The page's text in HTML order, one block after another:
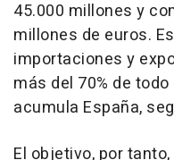
45.000 millones y
millones de euros.
importaciones y
más del 70% de
acumula España,
El objetivo, por